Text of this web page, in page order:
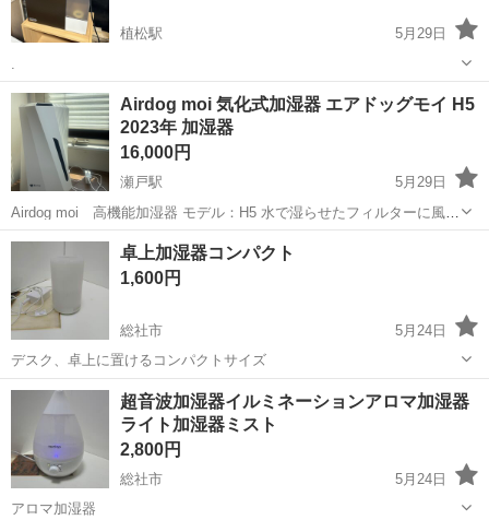
植松駅
5月29日
岡山 倉敷市 季節、空調家電
Airdog moi 気化式加湿器 エアドッグモイ H5
2023年 加湿器
16,000円
瀬戸駅
5月29日
Airdog moi 高機能加湿器 モデル：H5 水で湿らせたフィルターに風を
送り、水分を空気中に蒸発させる、気化式システムの加湿器です。 ▼
岡山 岡山市 瀬戸駅 季節、空調家電
卓上加湿器コンパクト
1,600円
総社市
5月24日
デスク、卓上に置けるコンパクトサイズ
岡山 総社市 季節、空調家電 アサヒスーパードライ
超音波加湿器イルミネーションアロマ加湿器
ライト加湿器ミスト
2,800円
総社市
5月24日
アロマ加湿器